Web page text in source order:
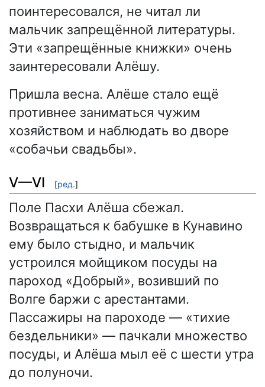
поинтересовался, не читал ли
мальчик запрещённой литературы.
Эти «запрещённые книжки» очень
заинтересовали Алёшу.
Пришла весна. Алёше стало ещё
противнее заниматься чужим
хозяйством и наблюдать во дворе
«собачьи свадьбы».
V—VI [ред.]
Поле Пасхи Алёша сбежал.
Возвращаться к бабушке в Кунавино
ему было стыдно, и мальчик
устроился мойщиком посуды на
пароход «Добрый», возивший по
Волге баржи с арестантами.
Пассажиры на пароходе — «тихие
бездельники» — пачкали множество
посуды, и Алёша мыл её с шести утра
до полуночи.